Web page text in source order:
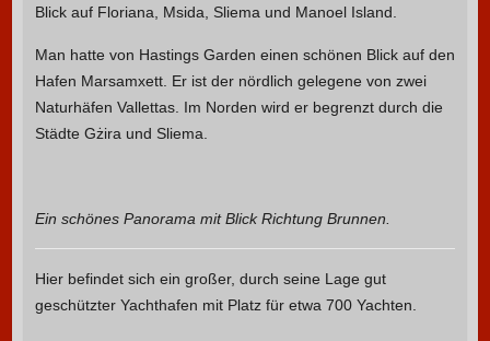
Blick auf Floriana, Msida, Sliema und Manoel Island.
Man hatte von Hastings Garden einen schönen Blick auf den
Hafen Marsamxett. Er ist der nördlich gelegene von zwei
Naturhäfen Vallettas. Im Norden wird er begrenzt durch die
Städte Gżira und Sliema.
Ein schönes Panorama mit Blick Richtung Brunnen.
Hier befindet sich ein großer, durch seine Lage gut
geschützter Yachthafen mit Platz für etwa 700 Yachten.